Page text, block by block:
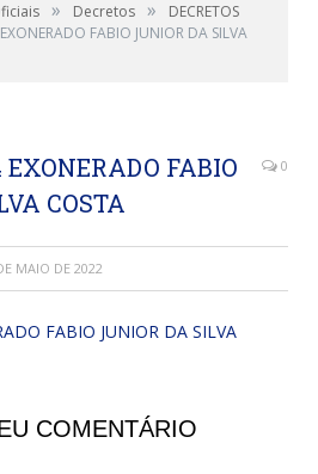
» Decretos »
DECRETOS
FABIO JUNIOR DA SILVA
EXONERADO FABIO
COSTA
0
MAIO DE 2022
FABIO JUNIOR DA SILVA
COMENTÁRIO